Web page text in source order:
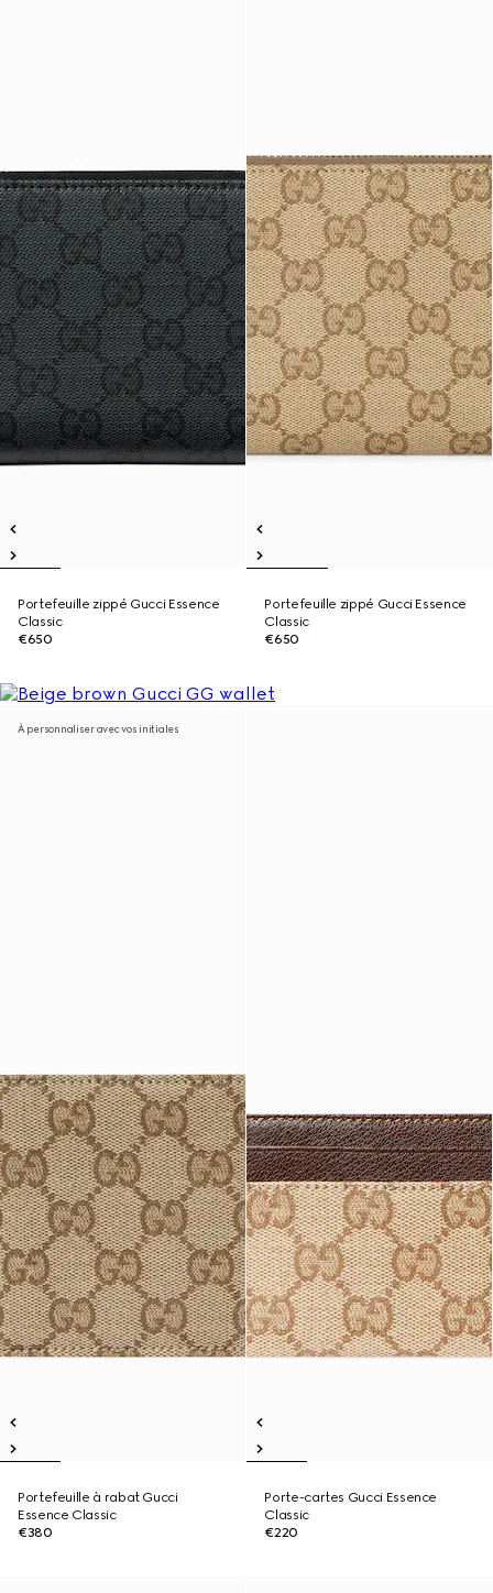
Portefeuille zippé Gucci Essence
Classic
€650
Portefeuille zippé Gucci Essence
Classic
€650
À personnaliser avec vos initiales
Portefeuille à rabat Gucci
Essence Classic
€380
Porte-cartes Gucci Essence
Classic
€220